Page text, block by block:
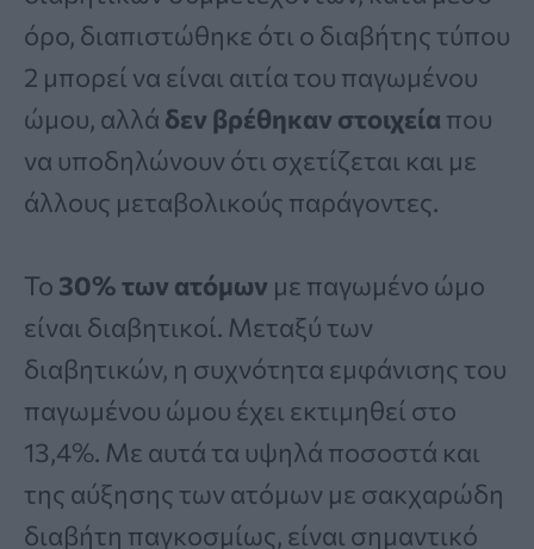
όρο, διαπιστώθηκε ότι ο διαβήτης τύπου
2 μπορεί να είναι αιτία του παγωμένου
ώμου, αλλά δεν βρέθηκαν στοιχεία που
να υποδηλώνουν ότι σχετίζεται και με
άλλους μεταβολικούς παράγοντες.
Το 30% των ατόμων με παγωμένο ώμο
είναι διαβητικοί. Μεταξύ των
διαβητικών, η συχνότητα εμφάνισης του
παγωμένου ώμου έχει εκτιμηθεί στο
13,4%. Με αυτά τα υψηλά ποσοστά και
της αύξησης των ατόμων με σακχαρώδη
διαβήτη παγκοσμίως, είναι σημαντικό